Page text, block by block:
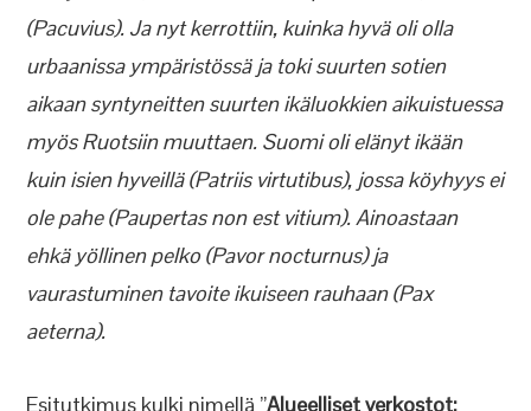
(Pacuvius). Ja nyt kerrottiin, kuinka hyvä oli olla
urbaanissa ympäristössä ja toki suurten sotien
aikaan syntyneitten suurten ikäluokkien aikuistuessa
myös Ruotsiin muuttaen. Suomi oli elänyt ikään
kuin isien hyveillä (Patriis virtutibus), jossa köyhyys ei
ole pahe (Paupertas non est vitium). Ainoastaan
ehkä yöllinen pelko (Pavor nocturnus) ja
vaurastuminen tavoite ikuiseen rauhaan (Pax
aeterna).
Esitutkimus kulki nimellä ”Alueelliset verkostot;